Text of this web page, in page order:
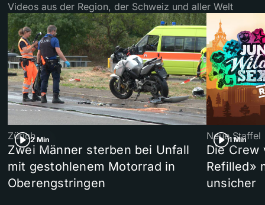
Videos aus der Region, der Schweiz und aller Welt
2 Min
Zürich
Zwei Männer sterben bei Unfall
mit gestohlenem Motorrad in
Oberengstringen
1 Min
Neue Staffel
Die Crew
Refilled»
unsicher